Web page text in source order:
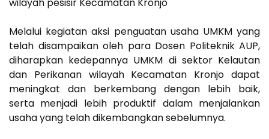
Melalui kegiatan aksi penguatan usaha UMKM yang
telah disampaikan oleh para Dosen Politeknik AUP,
diharapkan kedepannya UMKM di sektor Kelautan
dan Perikanan wilayah Kecamatan Kronjo dapat
meningkat dan berkembang dengan lebih baik,
serta menjadi lebih produktif dalam menjalankan
usaha yang telah dikembangkan sebelumnya.